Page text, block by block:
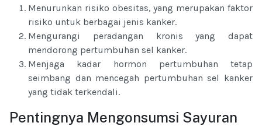
Menurunkan risiko obesitas, yang merupakan faktor
risiko untuk berbagai jenis kanker.
Mengurangi peradangan kronis yang dapat
mendorong pertumbuhan sel kanker.
Menjaga kadar hormon pertumbuhan tetap
seimbang dan mencegah pertumbuhan sel kanker
yang tidak terkendali.
Pentingnya Mengonsumsi Sayuran